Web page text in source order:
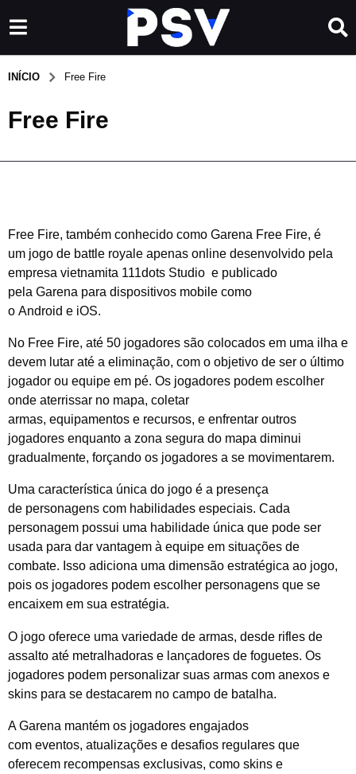
INÍCIO Free Fire
Free Fire
Free Fire, também conhecido como Garena Free Fire, é
um jogo de battle royale apenas online desenvolvido pela
empresa vietnamita 111dots Studio e publicado
pela Garena para dispositivos mobile como
o Android e iOS.
No Free Fire, até 50 jogadores são colocados em uma ilha e
devem lutar até a eliminação, com o objetivo de ser o último
jogador ou equipe em pé. Os jogadores podem escolher
onde aterrissar no mapa, coletar
armas, equipamentos e recursos, e enfrentar outros
jogadores enquanto a zona segura do mapa diminui
gradualmente, forçando os jogadores a se movimentarem.
Uma característica única do jogo é a presença
de personagens com habilidades especiais. Cada
personagem possui uma habilidade única que pode ser
usada para dar vantagem à equipe em situações de
combate. Isso adiciona uma dimensão estratégica ao jogo,
pois os jogadores podem escolher personagens que se
encaixem em sua estratégia.
O jogo oferece uma variedade de armas, desde rifles de
assalto até metralhadoras e lançadores de foguetes. Os
jogadores podem personalizar suas armas com anexos e
skins para se destacarem no campo de batalha.
A Garena mantém os jogadores engajados
com eventos, atualizações e desafios regulares que
oferecem recompensas exclusivas, como skins e